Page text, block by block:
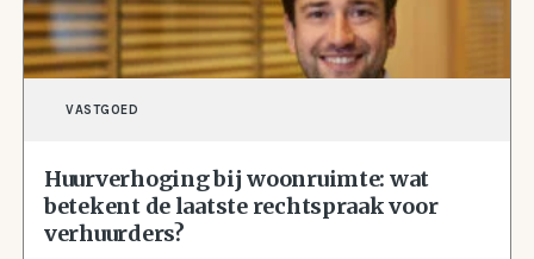
VASTGOED
Huurverhoging bij woonruimte: wat
betekent de laatste rechtspraak voor
verhuurders?